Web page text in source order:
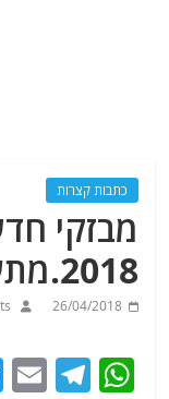
כתבות קצרות
2018.מתעדכן.
26/04/2018
W
T